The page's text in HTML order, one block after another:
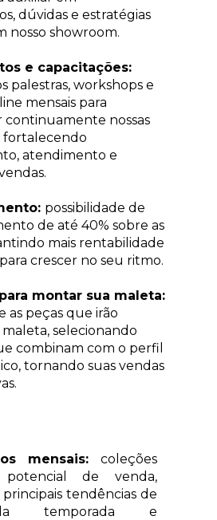
dúvidas e estratégias
nosso showroom.
e capacitações:
palestras, workshops e
mensais para
continuamente nossas
atendimento e
possibilidade de
de até 40% sobre as
mais rentabilidade
crescer no seu ritmo.
montar sua maleta:
as peças que irão
maleta, selecionando
combinam com o perfil
tornando suas vendas
mensais: coleções
de venda,
principais tendências de
temporada e